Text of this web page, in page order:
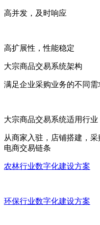
高并发，及时响应
高扩展性，性能稳定
大宗商品交易系统架构
满足企业采购业务的不同
大宗商品交易系统适用行业
从商家入驻，店铺搭建，
电商交易链条
农林行业数字化建设方案
环保行业数字化建设方案